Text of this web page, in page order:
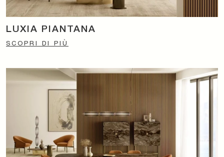
LUXIA PIANTANA
SCOPRI DI PIÙ